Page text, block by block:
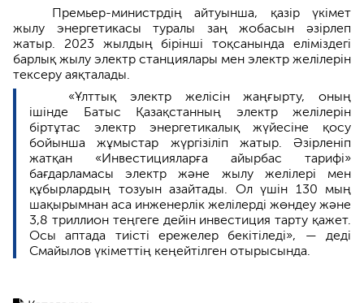
Премьер-министрдің айтуынша, қазір үкімет
жылу энергетикасы туралы заң жобасын әзірлеп
жатыр. 2023 жылдың бірінші тоқсанында еліміздегі
барлық жылу электр станциялары мен электр желілерін
тексеру аяқталады.
«Ұлттық электр желісін жаңғырту, оның
ішінде Батыс Қазақстанның электр желілерін
біртұтас электр энергетикалық жүйесіне қосу
бойынша жұмыстар жүргізіліп жатыр. Әзірленіп
жатқан «Инвестицияларға айырбас тарифі»
бағдарламасы электр және жылу желілері мен
құбырлардың тозуын азайтады. Ол үшін 130 мың
шақырымнан аса инженерлік желілерді жөндеу және
3,8 триллион теңгеге дейін инвестиция тарту қажет.
Осы аптада тиісті ережелер бекітіледі», — деді
Смайылов үкіметтің кеңейтілген отырысында.